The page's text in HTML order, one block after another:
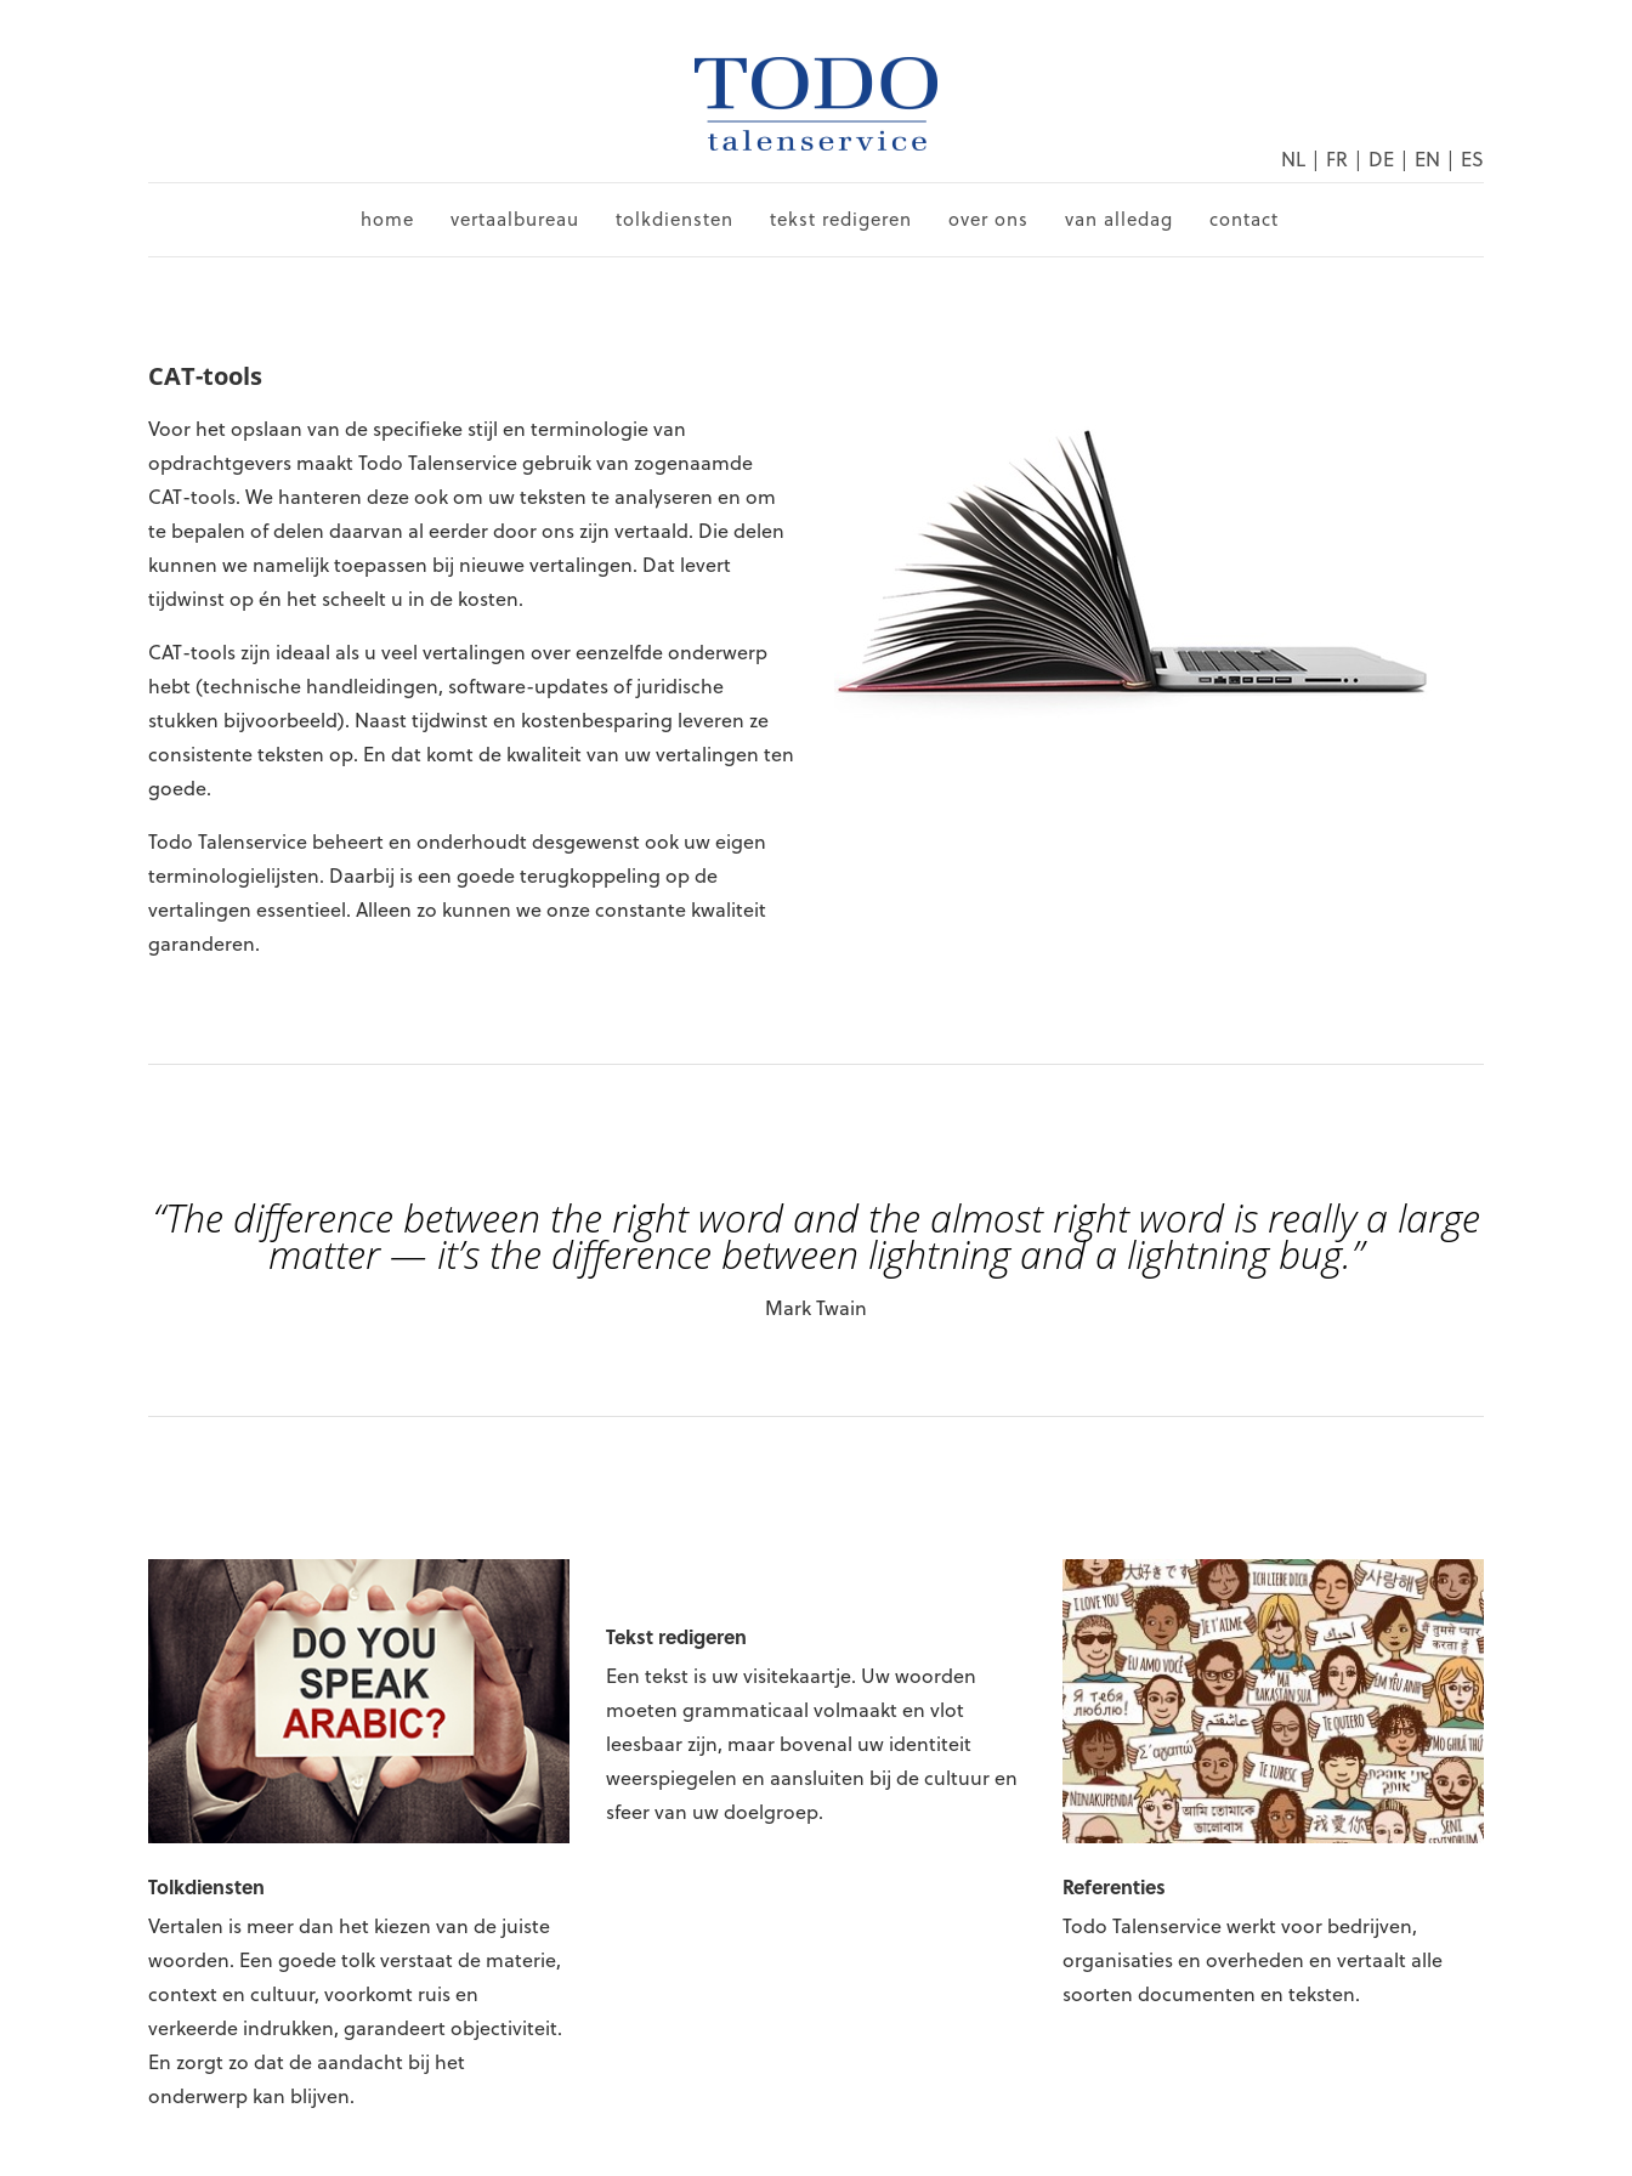
NL | FR | DE | EN | ES
home vertaalbureau tolkdiensten tekst redigeren over ons van alledag contact
CAT-tools
Voor het opslaan van de specifieke stijl en terminologie van
opdrachtgevers maakt Todo Talenservice gebruik van zogenaamde
CAT-tools. We hanteren deze ook om uw teksten te analyseren en om
te bepalen of delen daarvan al eerder door ons zijn vertaald. Die delen
kunnen we namelijk toepassen bij nieuwe vertalingen. Dat levert
tijdwinst op én het scheelt u in de kosten.
CAT-tools zijn ideaal als u veel vertalingen over eenzelfde onderwerp
hebt (technische handleidingen, software-updates of juridische
stukken bijvoorbeeld). Naast tijdwinst en kostenbesparing leveren ze
consistente teksten op. En dat komt de kwaliteit van uw vertalingen ten
goede.
Todo Talenservice beheert en onderhoudt desgewenst ook uw eigen
terminologielijsten. Daarbij is een goede terugkoppeling op de
vertalingen essentieel. Alleen zo kunnen we onze constante kwaliteit
garanderen.
“The difference between the right word and the almost right word is really a large
matter — it’s the difference between lightning and a lightning bug.”
Mark Twain
Tolkdiensten
Vertalen is meer dan het kiezen van de juiste
woorden. Een goede tolk verstaat de materie,
context en cultuur, voorkomt ruis en
verkeerde indrukken, garandeert objectiviteit.
En zorgt zo dat de aandacht bij het
onderwerp kan blijven.
Tekst redigeren
Een tekst is uw visitekaartje. Uw woorden
moeten grammaticaal volmaakt en vlot
leesbaar zijn, maar bovenal uw identiteit
weerspiegelen en aansluiten bij de cultuur en
sfeer van uw doelgroep.
Referenties
Todo Talenservice werkt voor bedrijven,
organisaties en overheden en vertaalt alle
soorten documenten en teksten.